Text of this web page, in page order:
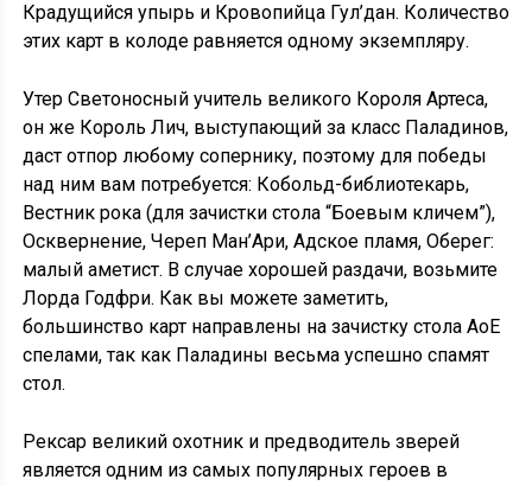
Крадущийся упырь и Кровопийца Гул’дан. Количество
этих карт в колоде равняется одному экземпляру.
Утер Светоносный учитель великого Короля Артеса,
он же Король Лич, выступающий за класс Паладинов,
даст отпор любому сопернику, поэтому для победы
над ним вам потребуется: Кобольд-библиотекарь,
Вестник рока (для зачистки стола “Боевым кличем”),
Осквернение, Череп Ман’Ари, Адское пламя, Оберег:
малый аметист. В случае хорошей раздачи, возьмите
Лорда Годфри. Как вы можете заметить,
большинство карт направлены на зачистку стола АоЕ
спелами, так как Паладины весьма успешно спамят
стол.
Рексар великий охотник и предводитель зверей
является одним из самых популярных героев в